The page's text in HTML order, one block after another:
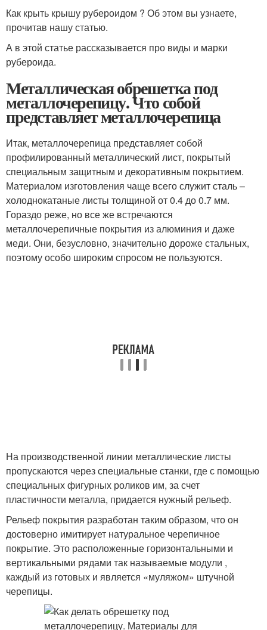
Как крыть крышу рубероидом ? Об этом вы узнаете,
прочитав нашу статью.
А в этой статье рассказывается про виды и марки
рубероида.
Металлическая обрешетка под
металлочерепицу. Что собой
представляет металлочерепица
Итак, металлочерепица представляет собой
профилированный металлический лист, покрытый
специальным защитным и декоративным покрытием.
Материалом изготовления чаще всего служит сталь –
холоднокатаные листы толщиной от 0.4 до 0.7 мм.
Гораздо реже, но все же встречаются
металлочерепичные покрытия из алюминия и даже
меди. Они, безусловно, значительно дороже стальных,
поэтому особо широким спросом не пользуются.
На производственной линии металлические листы
пропускаются через специальные станки, где с помощью
специальных фигурных роликов им, за счет
пластичности металла, придается нужный рельеф.
Рельеф покрытия разработан таким образом, что он
достоверно имитирует натуральное черепичное
покрытие. Это расположенные горизонтальными и
вертикальными рядами так называемые модули ,
каждый из готовых и является «муляжом» штучной
черепицы.